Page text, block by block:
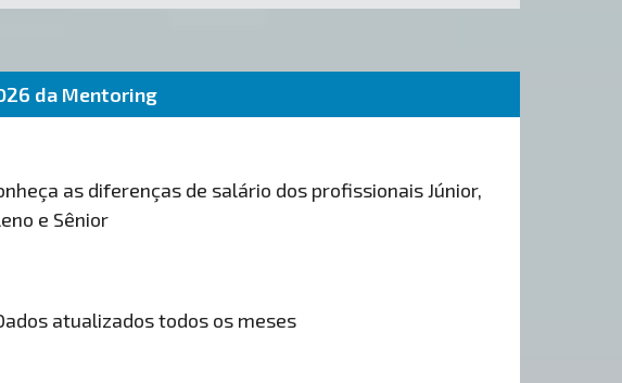
da Mentoring
as diferenças de salário dos profissionais Júnior,
e Sênior
atualizados todos os meses